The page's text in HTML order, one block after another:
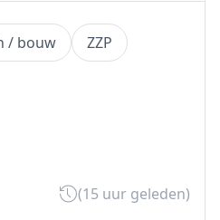
/ bouw
ZZP
(15 uur geleden)